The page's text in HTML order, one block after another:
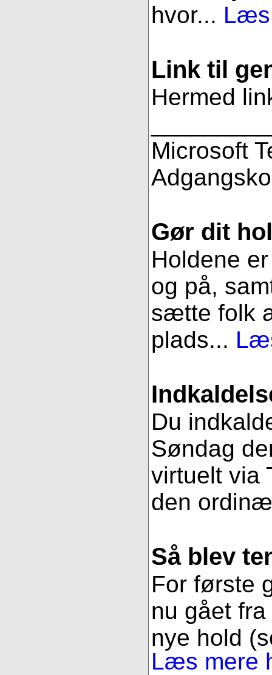
hvor... Læs
Link til
Hermed
Microsoft
Gør dit
Holdene
og på,
sætte folk
plads...
Du
Søndag
virtuelt via
den
Så blev
For første
nu gået
nye hold
Læs mere